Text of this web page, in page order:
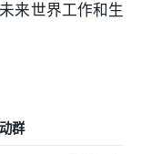
来世界工作和生
群